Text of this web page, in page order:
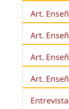
Art.
Art.
Art.
Art.